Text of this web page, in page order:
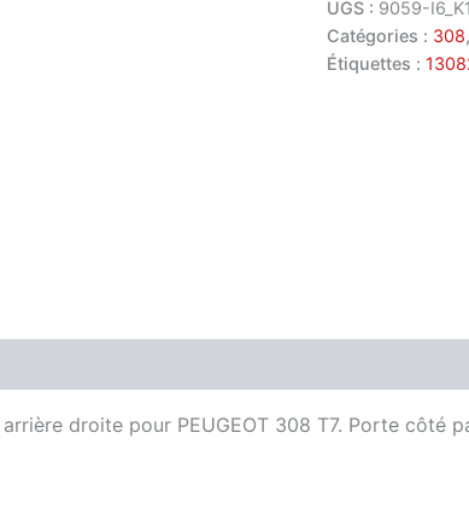
lève-
vitre
arrière
UGS : 9059-
Catégories : 308,
Étiquettes :
droite pour PEUGEOT 308 T7. Porte côté